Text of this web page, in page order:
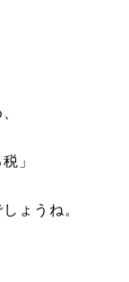
」
ょうね。